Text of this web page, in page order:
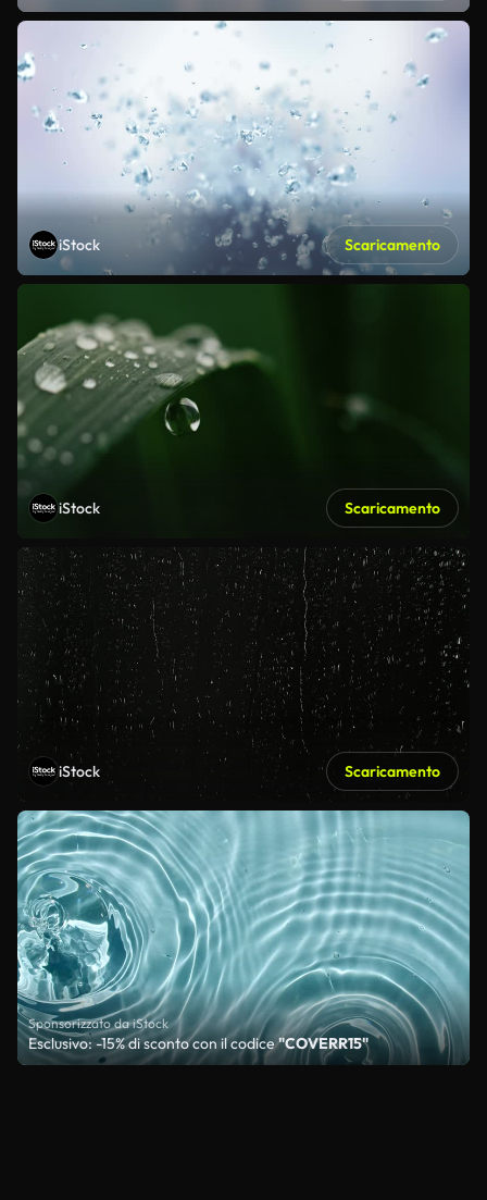
iStock Scaricamento
iStock Scaricamento
iStock Scaricamento
Sponsorizzato da iStock
Esclusivo: -15% di sconto con il codice"COVERR15"